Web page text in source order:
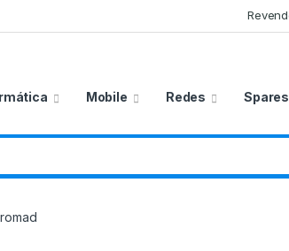
Mobile Redes Spares